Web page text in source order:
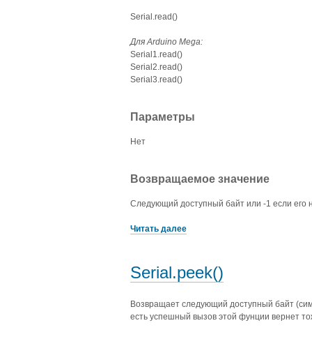
Serial.read()
Для Arduino Mega:
Serial1.read()
Serial2.read()
Serial3.read()
Параметры
Нет
Возвращаемое значение
Следующий доступный байт или -1 если его
Читать далее
Serial.peek()
Возвращает следующий доступный байт
есть успешный вызов этой фунции вернет